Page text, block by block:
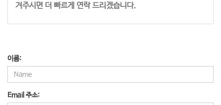
겨주시면 더 빠르게 연락 드리겠습니다.
이름:
Email 주소: